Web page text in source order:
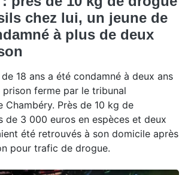
chez lui, un jeune de
à plus de deux
18 ans a été condamné à deux ans
ferme par le tribunal
Chambéry. Près de 10 kg de
de 3 000 euros en espèces et deux
été retrouvés à son domicile après
pour trafic de drogue.